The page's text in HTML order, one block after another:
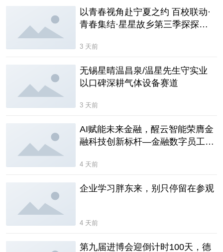
以青春视角赴宁夏之约 百校联动·
青春集结·星星故乡第三季探探采
3 天前
无锡星晴温昌泉/温星先生守实业
以口碑深耕气体设备赛道
3 天前
AI赋能未来金融，醒云智能荣膺金
融科技创新标杆—金融数字员工备
4 天前
企业学习胖东来，别只停留在参观
4 天前
第九届进博会迎倒计时100天，德